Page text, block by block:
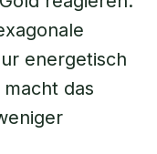
energetisch
das